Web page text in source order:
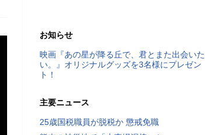
お知らせ
映画『あの星が降る丘で、君とまた出会いた
い。』オリジナルグッズを3名様にプレゼン
ト！
主要ニュース
25歳国税職員が脱税か 懲戒免職